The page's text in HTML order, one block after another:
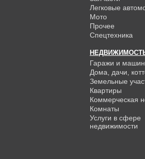
Легковые
Мото
Прочее
Спецтехника
Гаражи и
Дома, дачи,
Земельные
Квартиры
Коммерческая
Комнаты
Услуги в сфере
недвижимости